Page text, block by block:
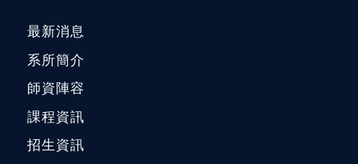
最新消息
系所簡介
師資陣容
課程資訊
招生資訊